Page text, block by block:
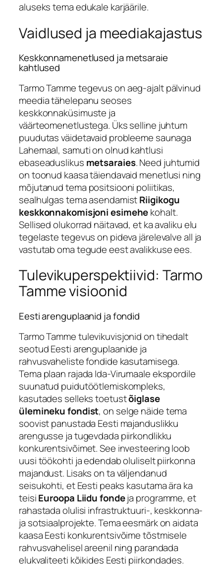
aluseks tema edukale karjäärile.
Vaidlused ja meediakajastus
Keskkonnamenetlused ja metsaraie
kahtlused
Tarmo Tamme tegevus on aeg-ajalt pälvinud
meedia tähelepanu seoses
keskkonnaküsimuste ja
väärteomenetlustega. Üks selline juhtum
puudutas väidetavaid probleeme saunaga
Lahemaal, samuti on olnud kahtlusi
ebaseaduslikus metsaraies. Need juhtumid
on toonud kaasa täiendavaid menetlusi ning
mõjutanud tema positsiooni poliitikas,
sealhulgas tema asendamistRiigikogu
keskkonnakomisjoni esimehekohalt.
Sellised olukorrad näitavad, et ka avaliku elu
tegelaste tegevus on pideva järelevalve all ja
vastutab oma tegude eest avalikkuse ees.
Tulevikuperspektiivid: Tarmo
Tamme visioonid
Eesti arenguplaanid ja fondid
Tarmo Tamme tulevikuvisjonid on tihedalt
seotud Eesti arenguplaanide ja
rahvusvaheliste fondide kasutamisega.
Tema plaan rajada Ida-Virumaale ekspordile
suunatud puidutöötlemiskompleks,
kasutades selleks toetustõiglase
ülemineku fondist, on selge näide tema
soovist panustada Eesti majanduslikku
arengusse ja tugevdada piirkondlikku
konkurentsivõimet. See investeering loob
uusi töökohti ja edendab oluliselt piirkonna
majandust. Lisaks on ta väljendanud
seisukohti, et Eesti peaks kasutama ära ka
teisiEuroopa Liidu fondeja programme, et
rahastada olulisi infrastruktuuri-, keskkonna-
ja sotsiaalprojekte. Tema eesmärk on aidata
kaasa Eesti konkurentsivõime tõstmisele
rahvusvahelisel areenil ning parandada
elukvaliteeti kõikides Eesti piirkondades.